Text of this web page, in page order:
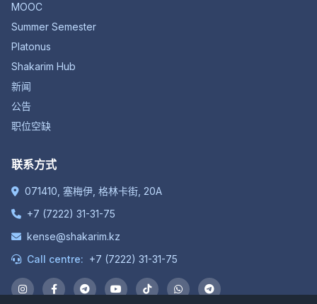
MOOC
Summer Semester
Platonus
Shakarim Hub
新闻
公告
职位空缺
联系方式
071410, 塞梅伊, 格林卡街, 20A
+7 (7222) 31-31-75
kense@shakarim.kz
Call centre: +7 (7222) 31-31-75